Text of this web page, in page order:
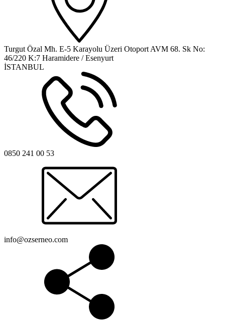
Turgut Özal Mh. E-5 Karayolu Üzeri Otoport AVM 68. Sk No:
46/220 K:7 Haramidere / Esenyurt
İSTANBUL
0850 241 00 53
info@ozserneo.com